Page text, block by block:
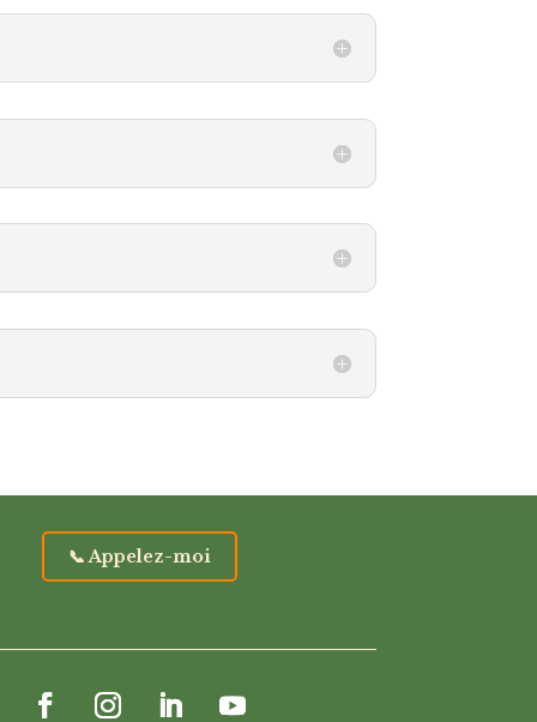
📞 Appelez-moi